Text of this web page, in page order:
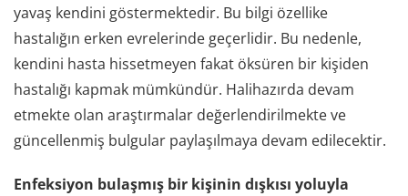
yavaş kendini göstermektedir. Bu bilgi özellike
hastalığın erken evrelerinde geçerlidir. Bu nedenle,
kendini hasta hissetmeyen fakat öksüren bir kişiden
hastalığı kapmak mümkündür. Halihazırda devam
etmekte olan araştırmalar değerlendirilmekte ve
güncellenmiş bulgular paylaşılmaya devam edilecektir.
Enfeksiyon bulaşmış bir kişinin dışkısı yoluyla